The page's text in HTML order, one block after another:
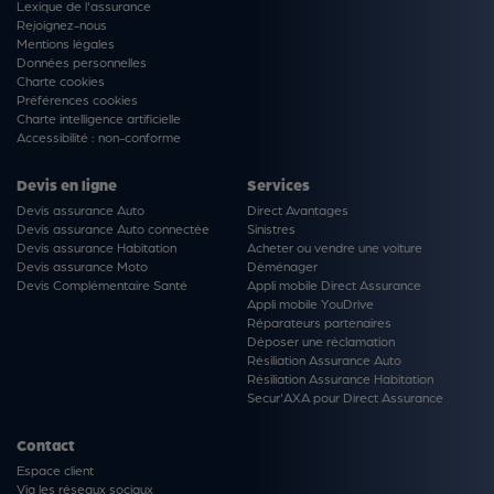
Lexique de l'assurance
Rejoignez-nous
Mentions légales
Données personnelles
Charte cookies
Préférences cookies
Charte intelligence artificielle
Accessibilité : non-conforme
Devis en ligne
Devis assurance Auto
Devis assurance Auto connectée
Devis assurance Habitation
Devis assurance Moto
Devis Complémentaire Santé
Services
Direct Avantages
Sinistres
Acheter ou vendre une voiture
Déménager
Appli mobile Direct Assurance
Appli mobile YouDrive
Réparateurs partenaires
Déposer une réclamation
Résiliation Assurance Auto
Résiliation Assurance Habitation
Secur'AXA pour Direct Assurance
Contact
Espace client
Via les réseaux sociaux